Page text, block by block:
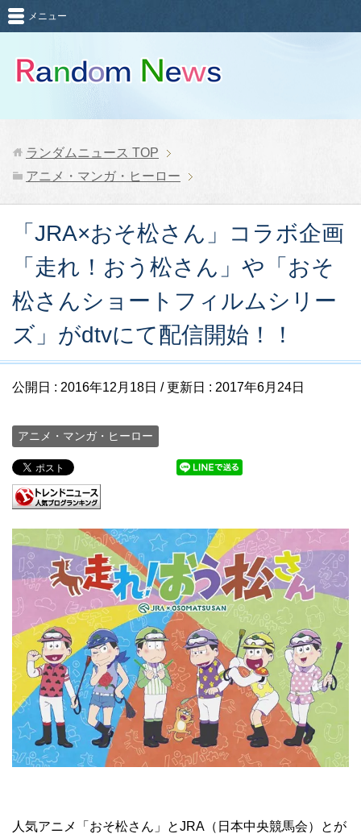
メニュー
ランダムニュース TOP
アニメ・マンガ・ヒーロー
「JRA×おそ松さん」コラボ企画
「走れ！おう松さん」や「おそ
松さんショートフィルムシリー
ズ」がdtvにて配信開始！！
公開日 : 2016年12月18日 / 更新日 : 2017年6月24日
アニメ・マンガ・ヒーロー
人気アニメ「おそ松さん」とJRA（日本中央競馬会）とが